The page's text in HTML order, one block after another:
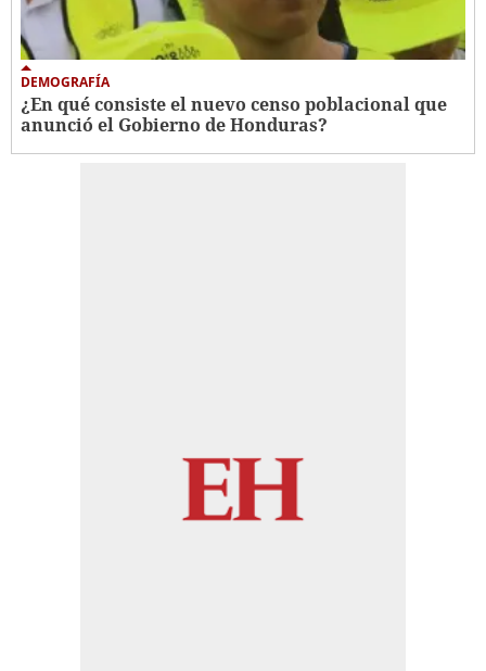
DEMOGRAFÍA
¿En qué consiste el nuevo censo poblacional que
anunció el Gobierno de Honduras?